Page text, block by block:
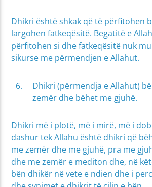
Dhikri është shkak që të përfitohen
largohen fatkeqësitë. Begatitë e
përfitohen si dhe fatkeqësitë nuk
sikurse me përmendjen e Allahut.
Dhikri (përmendja e Allahut)
zemër dhe bëhet me gjuhë.
Dhikri më i plotë, më i mirë, më i
dashur tek Allahu është dhikri që
me zemër dhe me gjuhë, pra me
dhe me zemër e mediton dhe, në
bën dhikër në vete e ndien dhe i